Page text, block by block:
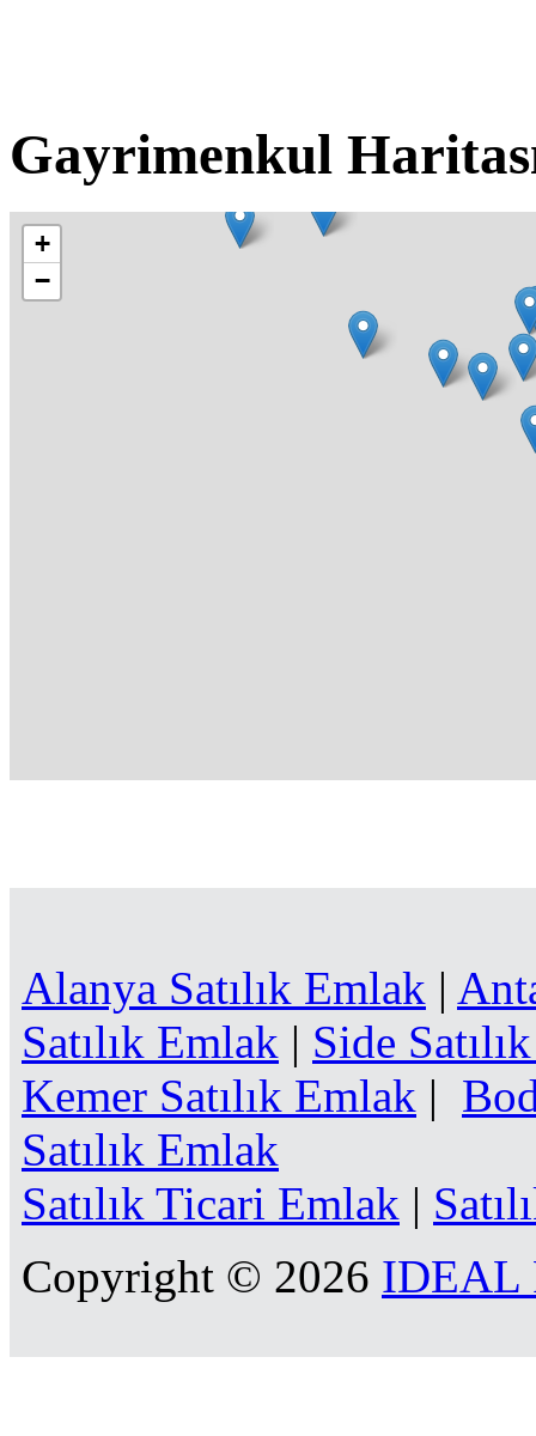
Gayrimenkul
+
−
Alanya Satılık Emlak |
Satılık Emlak | Side
Kemer Satılık Emlak |
Satılık Emlak
Satılık Ticari Emlak |
Copyright © 2026 IDEAL